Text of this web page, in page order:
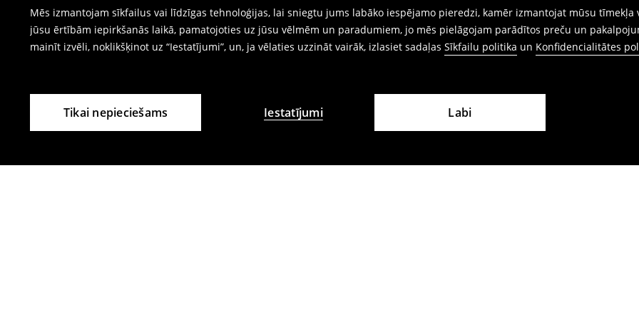
Mēs izmantojam sīkfailus vai līdzīgas tehnoloģijas, lai sniegtu jums labāko iespējamo pieredzi, kamēr izmantojat mūsu
jūsu ērtībām iepirkšanās laikā, pamatojoties uz jūsu vēlmēm un paradumiem, jo mēs pielāgojam parādītos preču un
mainīt izvēli, noklikšķinot uz “Iestatījumi”, un, ja vēlaties uzzināt vairāk, izlasiet sadaļas Sīkfailu politika un Konfidencialitātes
Tikai nepieciešams Iestatījumi Labi